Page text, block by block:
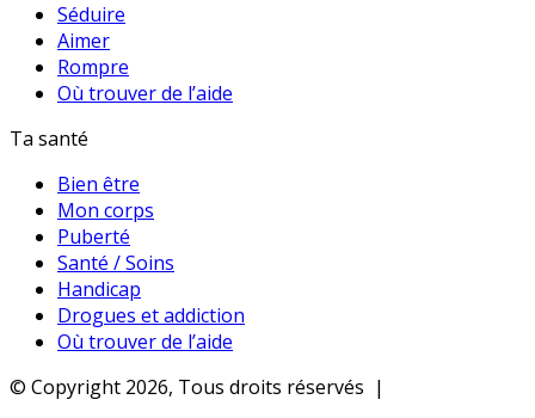
Séduire
Aimer
Rompre
Où trouver de l’aide
Ta santé
Bien être
Mon corps
Puberté
Santé / Soins
Handicap
Drogues et addiction
Où trouver de l’aide
© Copyright 2026, Tous droits réservés |